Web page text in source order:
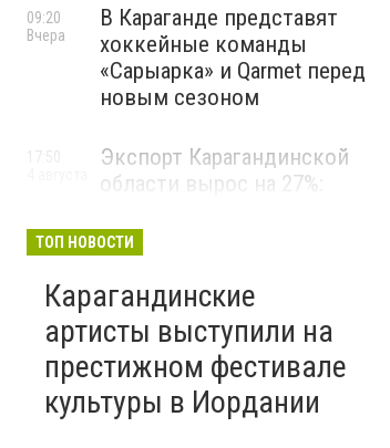
В Караганде представят
хоккейные команды
«Сарыарка» и Qarmet перед
новым сезоном
09:20
Вчера
Экспорт Карагандинской
области вырос на 27%:
рынки
17:50
ТОП НОВОСТИ
Карагандинские
артисты выступили на
престижном фестивале
культуры в Иордании